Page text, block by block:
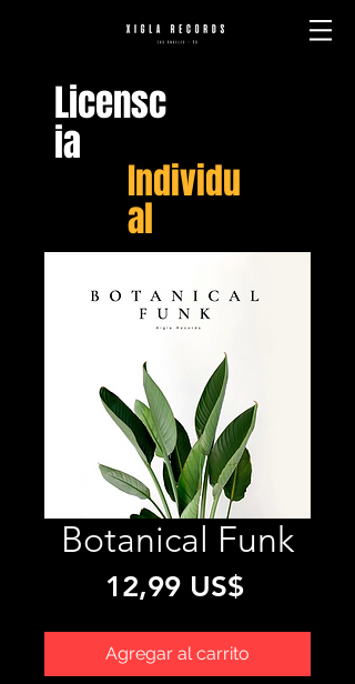
Licensc
ia
Individu
al
Botanical Funk
12,99 US$Precio
Agregar al carrito